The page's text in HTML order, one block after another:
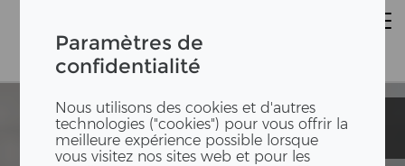
Paramètres de
confidentialité
Nous utilisons des cookies et d'autres
technologies ("cookies") pour vous offrir la
meilleure expérience possible lorsque
vous visitez nos sites web et pour les
Maison
particulière
Maison
particulière